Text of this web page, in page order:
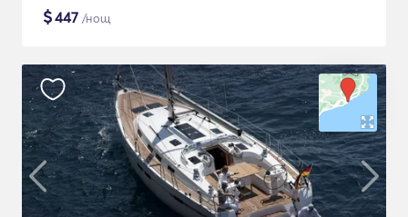
$447 /нощ